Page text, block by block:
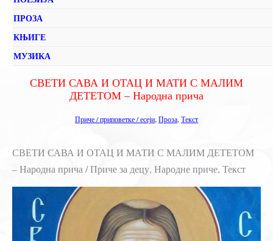
ПРОЗА
КЊИГЕ
МУЗИКА
СВЕТИ САВА И ОТАЦ И МАТИ С МАЛИМ
ДЕТЕТОМ – Народна прича
Приче / приповетке / есеји, Проза, Текст
СВЕТИ САВА И ОТАЦ И МАТИ С МАЛИМ ДЕТЕТОМ
– Народна прича / Приче за децу, Народне приче, Текст